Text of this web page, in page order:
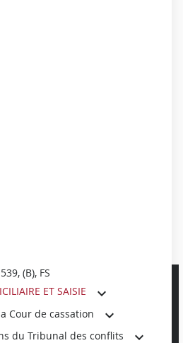
(B), FS
ET SAISIE
Cour de cassation
du Tribunal des conflits